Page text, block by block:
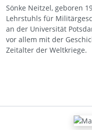
Sönke Neitzel, geboren
Lehrstuhls für
an der Universität
vor allem mit der
Zeitalter der Weltkriege.